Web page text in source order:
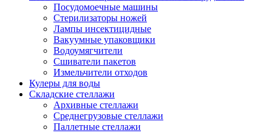
Посудомоечные машины
Стерилизаторы ножей
Лампы инсектицидные
Вакуумные упаковщики
Водоумягчители
Сшиватели пакетов
Измельчители отходов
Кулеры для воды
Складские стеллажи
Архивные стеллажи
Среднегрузовые стеллажи
Паллетные стеллажи